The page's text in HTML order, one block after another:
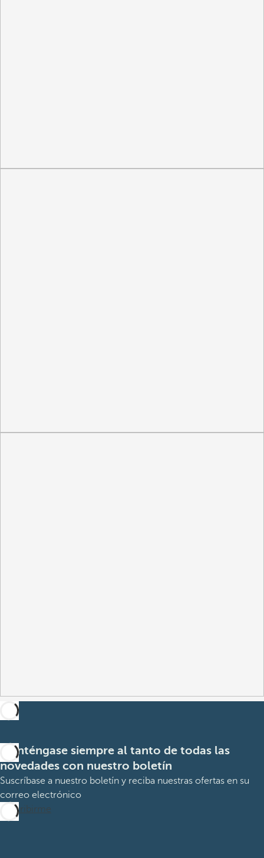
Manténgase siempre al tanto de todas las
novedades con nuestro boletín
Suscríbase a nuestro boletín y reciba nuestras ofertas en su
correo electrónico
Suscribirme